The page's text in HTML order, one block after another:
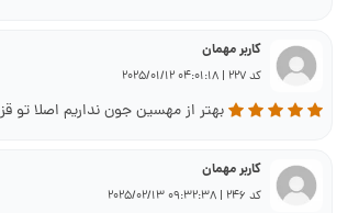
کاربر مهمان
کد 227 | 04:01:18 2025/01/12
بهتر از مهسین جون نداریم اصلا تو
کاربر مهمان
کد 246 | 09:32:38 2025/02/13